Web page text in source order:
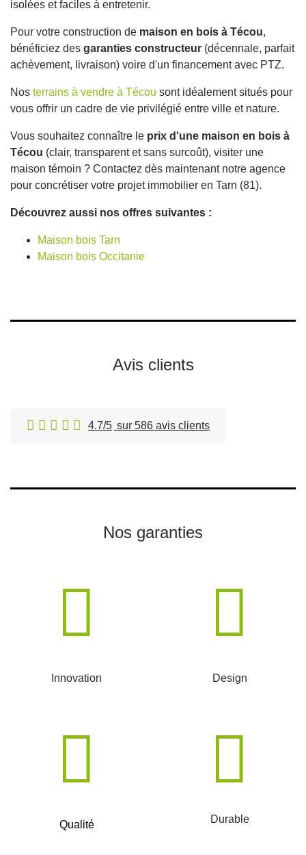
isolées et faciles à entretenir.
Pour votre construction de maison en bois à Técou,
bénéficiez des garanties constructeur (décennale, parfait
achèvement, livraison) voire d'un financement avec PTZ.
Nos terrains à vendre à Técou sont idéalement situés pour
vous offrir un cadre de vie privilégié entre ville et nature.
Vous souhaitez connaître le prix d'une maison en bois à
Técou (clair, transparent et sans surcoût), visiter une
maison témoin ? Contactez dès maintenant notre agence
pour concrétiser votre projet immobilier en Tarn (81).
Découvrez aussi nos offres suivantes :
Maison bois Tarn
Maison bois Occitanie
Avis clients
4.7/5 sur 586 avis clients
Nos garanties
Innovation Design
Qualité Durable